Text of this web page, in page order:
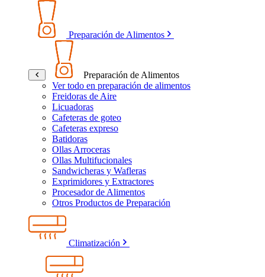
Preparación de Alimentos
Preparación de Alimentos
Ver todo en preparación de alimentos
Freidoras de Aire
Licuadoras
Cafeteras de goteo
Cafeteras expreso
Batidoras
Ollas Arroceras
Ollas Multifucionales
Sandwicheras y Wafleras
Exprimidores y Extractores
Procesador de Alimentos
Otros Productos de Preparación
Climatización